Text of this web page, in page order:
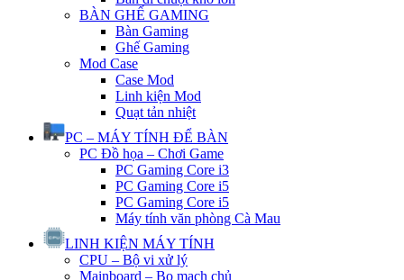
BÀN GHẾ GAMING
Bàn Gaming
Ghế Gaming
Mod Case
Case Mod
Linh kiện Mod
Quạt tản nhiệt
PC – MÁY TÍNH ĐỂ BÀN
PC Đồ họa – Chơi Game
PC Gaming Core i3
PC Gaming Core i5
PC Gaming Core i5
Máy tính văn phòng Cà Mau
LINH KIỆN MÁY TÍNH
CPU – Bộ vi xử lý
Mainboard – Bo mạch chủ